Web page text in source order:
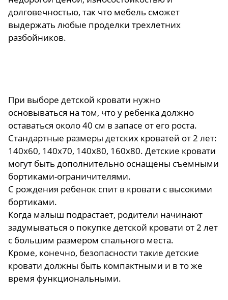
долговечностью, так что мебель сможет
выдержать любые проделки трехлетних
разбойников.
При выборе детской кровати нужно
основываться на том, что у ребенка должно
оставаться около 40 см в запасе от его роста.
Стандартные размеры детских кроватей от 2 лет:
140х60, 140х70, 140х80, 160х80. Детские кровати
могут быть дополнительно оснащены съемными
бортиками-ограничителями.
С рождения ребенок спит в кровати с высокими
бортиками.
Когда малыш подрастает, родители начинают
задумываться о покупке детской кровати от 2 лет
с большим размером спального места.
Кроме, конечно, безопасности такие детские
кровати должны быть компактными и в то же
время функциональными.